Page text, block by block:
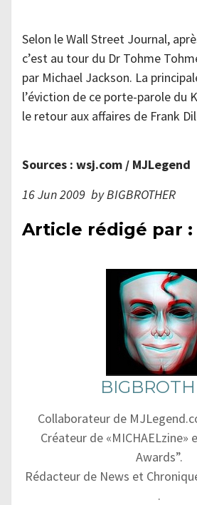
Selon le Wall Street Journal,
c’est au tour du Dr Tohme
par Michael Jackson. La
l’éviction de ce porte-parole du
le retour aux affaires de Frank
Sources : wsj.com / MJLegend
16 Jun 2009 by BIGBROTHER
Article rédigé par :
Collaborateur de
Créateur de «MICHAELzine»
Awards”.
Rédacteur de News et
.